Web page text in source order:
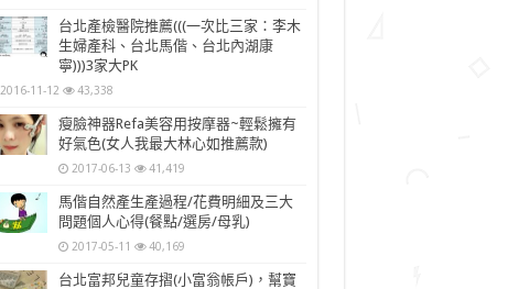
台北產檢醫院推薦(((一次比三家：李木
生婦產科、台北馬偕、台北內湖康
寧)))3家大PK
2016-11-12 43,338
瘦臉神器Refa美容用按摩器~輕鬆擁有
好氣色(女人我最大林心如推薦款)
2017-06-13 41,419
馬偕自然產生產過程/花費明細及三大
問題個人心得(餐點/選房/母乳)
2017-05-11 40,169
台北富邦兒童存摺(小富翁帳戶)，幫寶